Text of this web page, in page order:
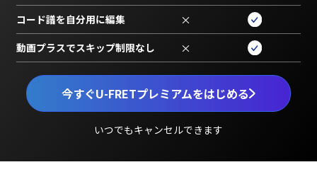
今すぐU-FRETプレミアムをはじめる
いつでもキャンセルできます
コード譜を自分用に編集 ×
動画プラスでスキップ制限なし ×